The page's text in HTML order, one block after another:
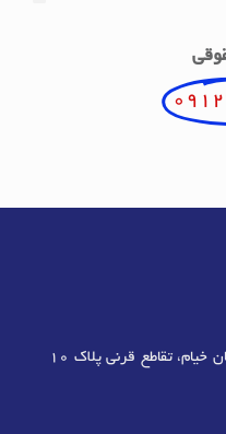
خیابان ولیعصر بالاتر از فرشته، خیابان خیام، تقاطع قرنی پلاک 10